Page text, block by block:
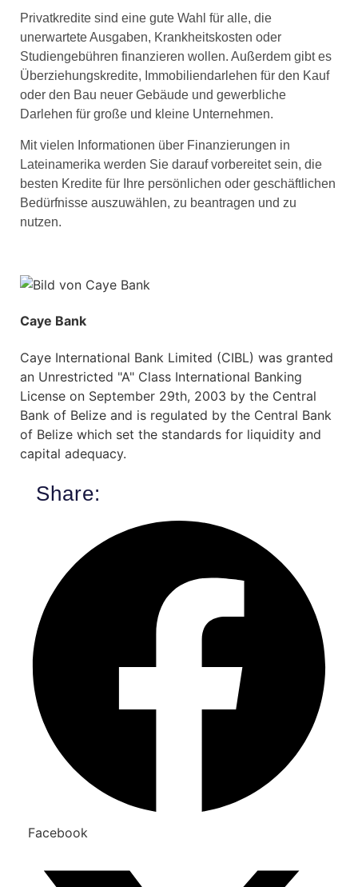
Privatkredite sind eine gute Wahl für alle, die
unerwartete Ausgaben, Krankheitskosten oder
Studiengebühren finanzieren wollen. Außerdem gibt es
Überziehungskredite, Immobiliendarlehen für den Kauf
oder den Bau neuer Gebäude und gewerbliche
Darlehen für große und kleine Unternehmen.
Mit vielen Informationen über Finanzierungen in
Lateinamerika werden Sie darauf vorbereitet sein, die
besten Kredite für Ihre persönlichen oder geschäftlichen
Bedürfnisse auszuwählen, zu beantragen und zu
nutzen.
Caye Bank
Caye International Bank Limited (CIBL) was granted
an Unrestricted "A" Class International Banking
License on September 29th, 2003 by the Central
Bank of Belize and is regulated by the Central Bank
of Belize which set the standards for liquidity and
capital adequacy.
Share:
Facebook